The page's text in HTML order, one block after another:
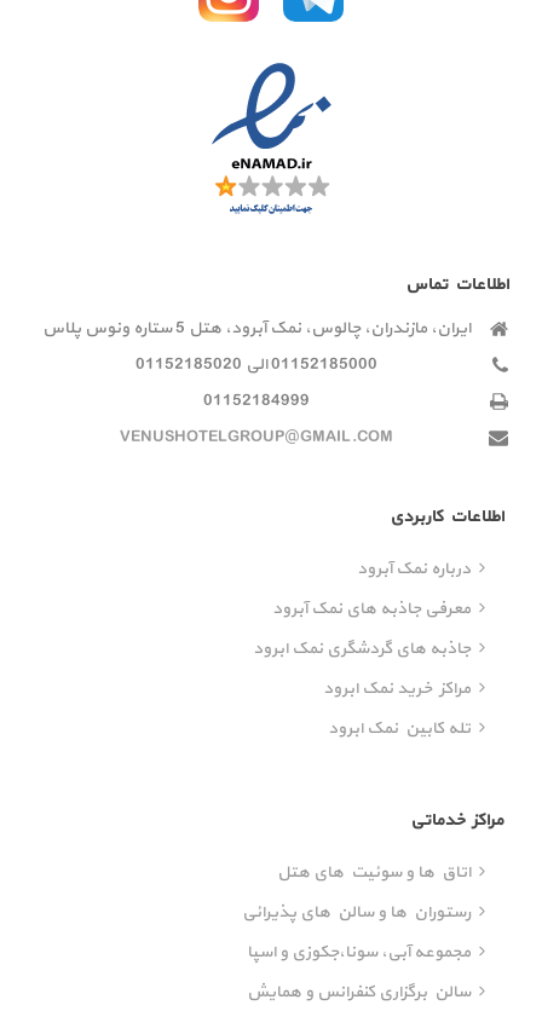
اطلاعات تماس
ایران، مازندران، چالوس، نمک آبرود، هتل 5 ستاره ونوس پلاس
01152185000 الی 01152185020
01152184999
VENUSHOTELGROUP@GMAIL.COM
اطلاعات کاربردی
درباره نمک آبرود
معرفی جاذبه های نمک آبرود
جاذبه های گردشگری نمک ابرود
مراکز خرید نمک ابرود
تله کابین نمک ابرود
مراکز خدماتی
اتاق ها و سوئیت های هتل
رستوران ها و سالن های پذیرائی
مجموعه آبی، سونا،‌جکوزی و اسپا
سالن برگزاری کنفرانس و همایش